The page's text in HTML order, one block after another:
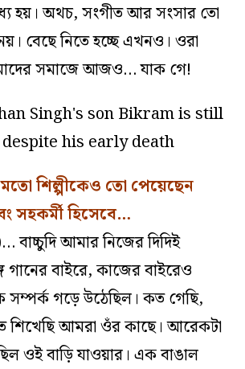
হয়। অথচ, সংগীত আর সংসার তো
বেছে নিতে হচ্ছে এখনও। ওরা
সমাজে আজও… যাক গে!
মতো শিল্পীকেও তো পেয়েছেন
সহকর্মী হিসেবে…
বাচ্চুদি আমার নিজের দিদিই
গানের বাইরে, কাজের বাইরেও
সম্পর্ক গড়ে উঠেছিল। কত গেছি,
আমরা ওঁর কাছে। আরেকটা
ওই বাড়ি যাওয়ার। এক বাঙাল